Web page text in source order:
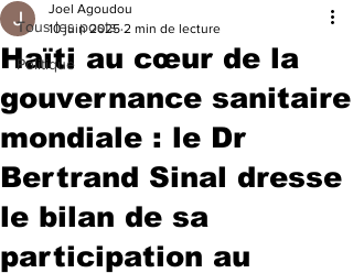
Tous les posts
Politique
Haïti au cœur de la
gouvernance sanitaire
mondiale : le Dr
Bertrand Sinal dresse
le bilan de sa
participation au
Joel Agoudou
10 juin 2025 2 min de lecture